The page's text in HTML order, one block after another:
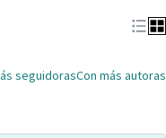
seguidorasCon más autoras